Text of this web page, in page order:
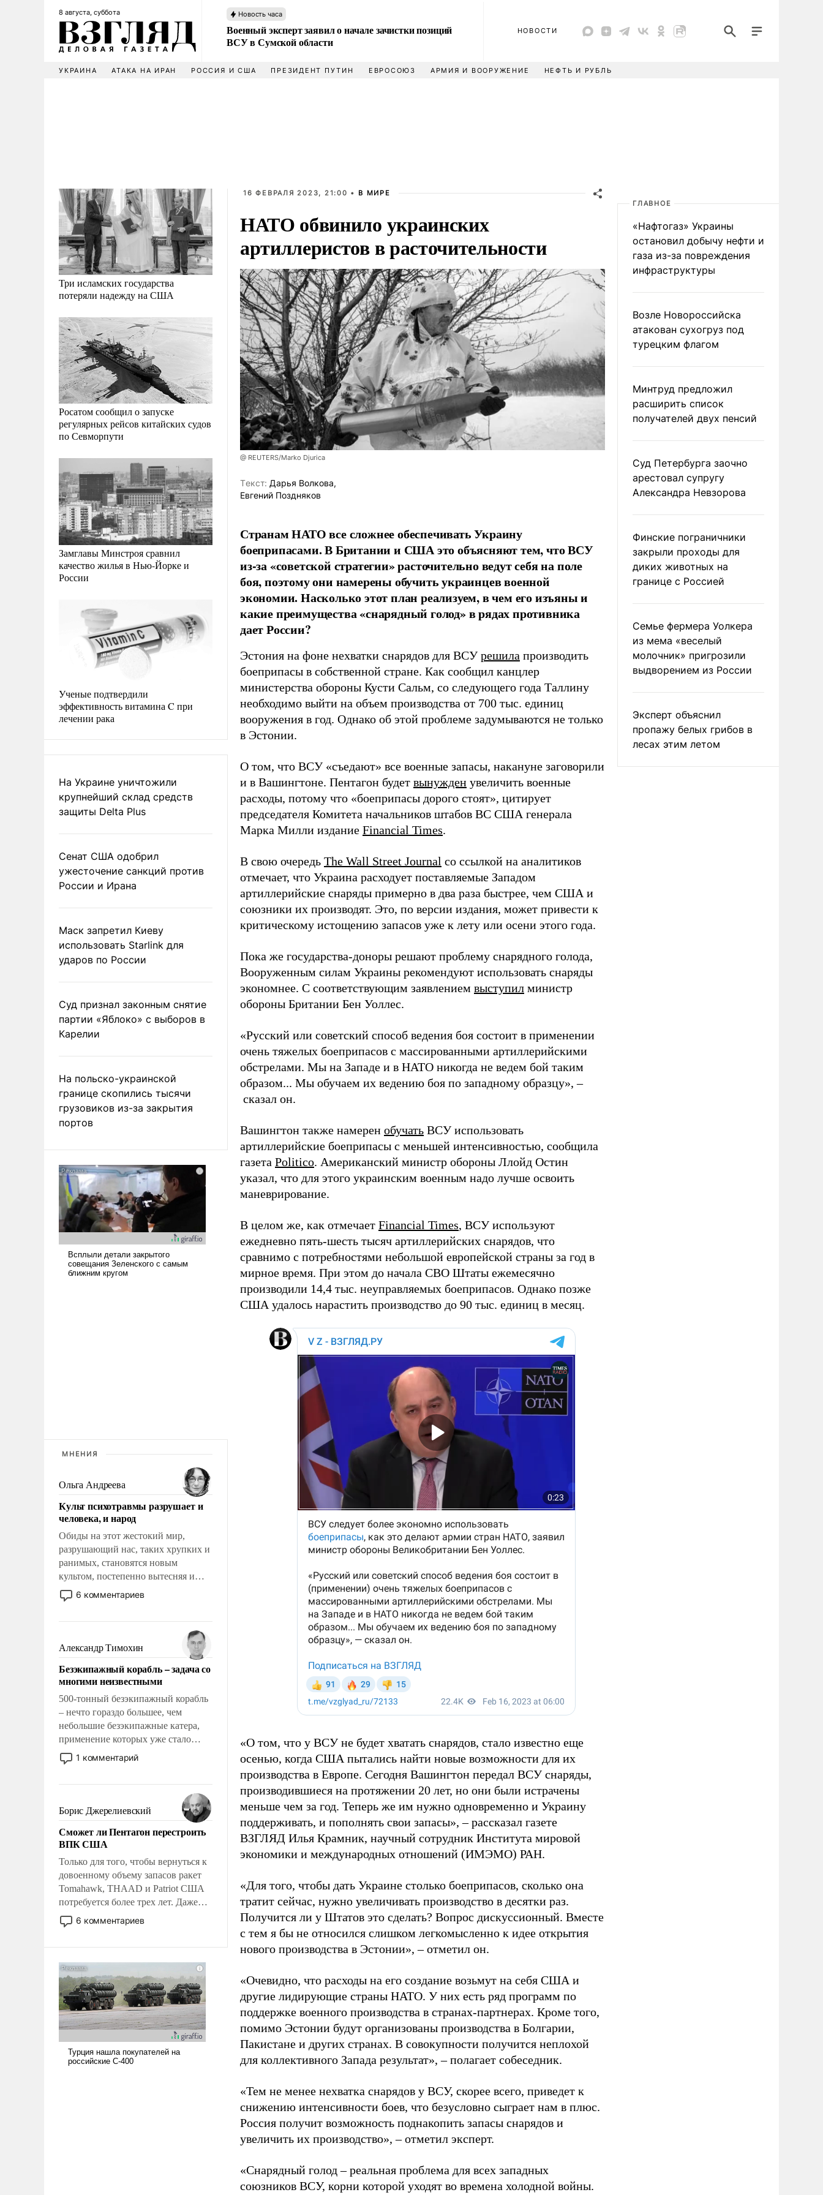
8 августа, суббота Новость часа
Военный эксперт заявил о начале зачистки позиций
ВСУ в Сумской области
НОВОСТИ
УКРАИНА АТАКА НА ИРАН РОССИЯ И США ПРЕЗИДЕНТ ПУТИН ЕВРОСОЮЗ АРМИЯ И ВООРУЖЕНИЕ НЕФТЬ И РУБЛЬ
Три исламских государства
потеряли надежду на США
Росатом сообщил о запуске
регулярных рейсов китайских судов
по Севморпути
Замглавы Минстроя сравнил
качество жилья в Нью-Йорке и
России
Ученые подтвердили
эффективность витамина C при
лечении рака
На Украине уничтожили
крупнейший склад средств
защиты Delta Plus
Сенат США одобрил
ужесточение санкций против
России и Ирана
Маск запретил Киеву
использовать Starlink для
ударов по России
Суд признал законным снятие
партии «Яблоко» с выборов в
Карелии
На польско-украинской
границе скопились тысячи
грузовиков из-за закрытия
портов
МНЕНИЯ
Ольга Андреева
Культ психотравмы разрушает и
человека, и народ
Обиды на этот жестокий мир,
разрушающий нас, таких хрупких и
ранимых, становятся новым
культом, постепенно вытесняя и
отменяя традиционное требование к
человеку – быть мужественным и
на себя ответственность, помогать
слабым, идти вперед и
адаптироваться.
6 комментариев
Александр Тимохин
Безэкипажный корабль – задача со
многими неизвестными
500-тонный безэкипажный корабль
– нечто гораздо большее, чем
небольшие безэкипажные катера,
применение которых уже стало
обыденностью. Задача по созданию
такого корабля очень сложна и
реализация радикально поднимет
наши боевые возможности.
1 комментарий
Борис Джерелиевский
Сможет ли Пентагон перестроить
ВПК США
Только для того, чтобы вернуться к
довоенному объему запасов ракет
Tomahawk, THAAD и Patriot США
потребуется более трех лет. Даже
небольшая война с Ираном
опустошила американские
уязвимости США, например, перед
Китаем.
6 комментариев
16 ФЕВРАЛЯ 2023, 21:00 • В МИРЕ
НАТО обвинило украинских
артиллеристов в расточительности
@ REUTERS/Marko Djurica
Tекст: Дарья Волкова,
Евгений Поздняков
Странам НАТО все сложнее обеспечивать Украину
боеприпасами. В Британии и США это объясняют тем, что ВСУ
из-за «советской стратегии» расточительно ведут себя на поле
боя, поэтому они намерены обучить украинцев военной
экономии. Насколько этот план реализуем, в чем его изъяны и
какие преимущества «снарядный голод» в рядах противника
дает России?
Эстония на фоне нехватки снарядов для ВСУ решила производить
боеприпасы в собственной стране. Как сообщил канцлер
министерства обороны Кусти Сальм, со следующего года Таллину
необходимо выйти на объем производства от 700 тыс. единиц
вооружения в год. Однако об этой проблеме задумываются не только
в Эстонии.
О том, что ВСУ «съедают» все военные запасы, накануне заговорили
и в Вашингтоне. Пентагон будет вынужден увеличить военные
расходы, потому что «боеприпасы дорого стоят», цитирует
председателя Комитета начальников штабов ВС США генерала
Марка Милли издание Financial Times.
В свою очередь The Wall Street Journal со ссылкой на аналитиков
отмечает, что Украина расходует поставляемые Западом
артиллерийские снаряды примерно в два раза быстрее, чем США и
союзники их производят. Это, по версии издания, может привести к
критическому истощению запасов уже к лету или осени этого года.
Пока же государства-доноры решают проблему снарядного голода,
Вооруженным силам Украины рекомендуют использовать снаряды
экономнее. С соответствующим заявлением выступил министр
обороны Британии Бен Уоллес.
«Русский или советский способ ведения боя состоит в применении
очень тяжелых боеприпасов с массированными артиллерийскими
обстрелами. Мы на Западе и в НАТО никогда не ведем бой таким
образом... Мы обучаем их ведению боя по западному образцу», –
сказал он.
Вашингтон также намерен обучать ВСУ использовать
артиллерийские боеприпасы с меньшей интенсивностью, сообщила
газета Politico. Американский министр обороны Ллойд Остин
указал, что для этого украинским военным надо лучше освоить
маневрирование.
В целом же, как отмечает Financial Times, ВСУ используют
ежедневно пять-шесть тысяч артиллерийских снарядов, что
сравнимо с потребностями небольшой европейской страны за год в
мирное время. При этом до начала СВО Штаты ежемесячно
производили 14,4 тыс. неуправляемых боеприпасов. Однако позже
США удалось нарастить производство до 90 тыс. единиц в месяц.
«О том, что у ВСУ не будет хватать снарядов, стало известно еще
осенью, когда США пытались найти новые возможности для их
производства в Европе. Сегодня Вашингтон передал ВСУ снаряды,
производившиеся на протяжении 20 лет, но они были истрачены
меньше чем за год. Теперь же им нужно одновременно и Украину
поддерживать, и пополнять свои запасы», – рассказал газете
ВЗГЛЯД Илья Крамник, научный сотрудник Института мировой
экономики и международных отношений (ИМЭМО) РАН.
«Для того, чтобы дать Украине столько боеприпасов, сколько она
тратит сейчас, нужно увеличивать производство в десятки раз.
Получится ли у Штатов это сделать? Вопрос дискуссионный. Вместе
с тем я бы не относился слишком легкомысленно к идее открытия
нового производства в Эстонии», – отметил он.
«Очевидно, что расходы на его создание возьмут на себя США и
другие лидирующие страны НАТО. У них есть ряд программ по
поддержке военного производства в странах-партнерах. Кроме того,
помимо Эстонии будут организованы производства в Болгарии,
Пакистане и других странах. В совокупности получится неплохой
для коллективного Запада результат», – полагает собеседник.
«Тем не менее нехватка снарядов у ВСУ, скорее всего, приведет к
снижению интенсивности боев, что безусловно сыграет нам в плюс.
Россия получит возможность поднакопить запасы снарядов и
увеличить их производство», – отметил эксперт.
«Снарядный голод – реальная проблема для всех западных
союзников ВСУ, корни которой уходят во времена холодной войны.
ГЛАВНОЕ
«Нафтогаз» Украины
остановил добычу нефти и
газа из-за повреждения
инфраструктуры
Возле Новороссийска
атакован сухогруз под
турецким флагом
Минтруд предложил
расширить список
получателей двух пенсий
Суд Петербурга заочно
арестовал супругу
Александра Невзорова
Финские пограничники
закрыли проходы для
диких животных на
границе с Россией
Семье фермера Уолкера
из мема «веселый
молочник» пригрозили
выдворением из России
Эксперт объяснил
пропажу белых грибов в
лесах этим летом